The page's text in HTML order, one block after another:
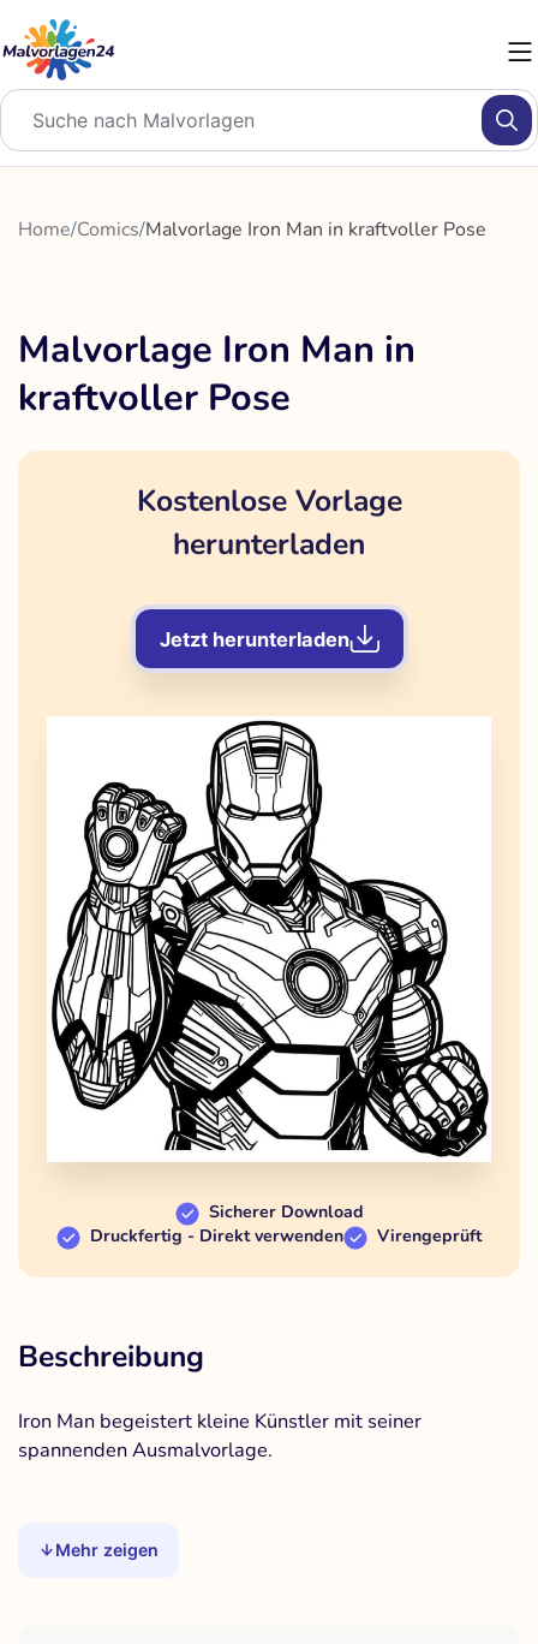
Inhalt
springen
Home/Comics/Malvorlage Iron Man in kraftvoller Pose
Malvorlage Iron Man in
kraftvoller Pose
Kostenlose Vorlage
herunterladen
Jetzt herunterladen
Sicherer Download
Druckfertig - Direkt verwenden
Virengeprüft
Beschreibung
Iron Man begeistert kleine Künstler mit seiner
spannenden Ausmalvorlage.
Mehr zeigen